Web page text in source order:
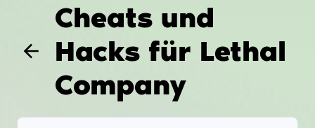
Cheats und
Hacks für Lethal
Company